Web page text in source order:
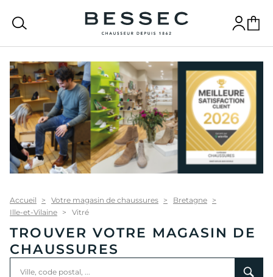
bessec-chaussures
Recherche Connexion
Panier
Accueil Votre magasin de chaussures
Bretagne
Ille-et-Vilaine
Vitré
TROUVER VOTRE MAGASIN DE
CHAUSSURES
Rechercher
Veuillez
renseigner
0
résultat(s)